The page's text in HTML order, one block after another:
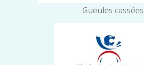
Gueules cassées